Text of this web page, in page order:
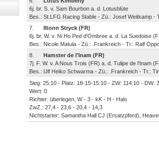
6j. br. S. v. Sam Bourbon a. d. Lotusblüte
Bes.: St.LFG Racing Stable - Zü.: Josef Weitkamp -
7.
Iltonn Stryck (FR)
6j. br. W. v. Ni Ho Ped d'Ombree a. d. La Suedoise
Bes.: Nicole Matula - Zü.: .Frankreich - Tr.: Ralf
8.
Hamster de l'Inam (FR)
7j. F. W. v. A Nous Trois (FR) a. d. Tulipe de l'Inam
Bes.: Ulf Heiko Schwarma - Zü.: .Frankreich - Tr.:
Sieg: 25:10 - Platz: 18-15-15:10 - ZW: 114:10 - DW:
Wert: 0
Richter: überlegen, W - 3 - kK - H - Hals
ZwZ.: 27,4 - 23,6 - 20,4 - 14,3
Nichtstarter: Samantha Hall CJ (Ersatzpferd),